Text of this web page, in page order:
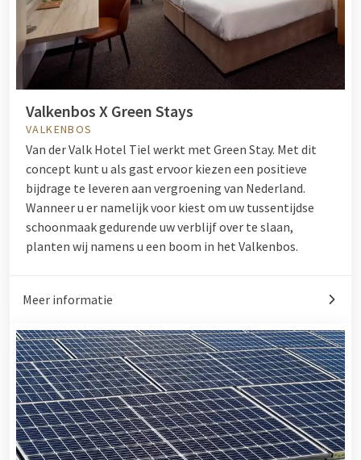
Valkenbos X Green Stays
VALKENBOS
Van der Valk Hotel Tiel werkt met Green Stay. Met dit
concept kunt u als gast ervoor kiezen een positieve
bijdrage te leveren aan vergroening van Nederland.
Wanneer u er namelijk voor kiest om uw tussentijdse
schoonmaak gedurende uw verblijf over te slaan,
planten wij namens u een boom in het Valkenbos.
Meer informatie